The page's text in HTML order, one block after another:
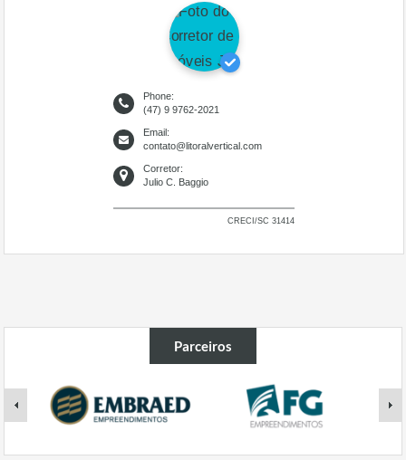
Phone:
(47) 9 9762-2021
Email:
contato@litoralvertical.com
Corretor:
Julio C. Baggio
CRECI/SC 31414
Parceiros